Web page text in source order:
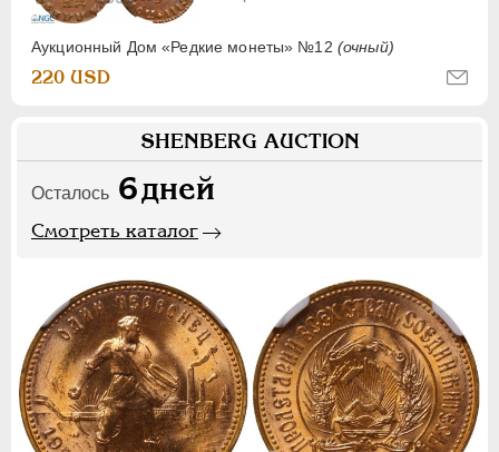
Аукционный Дом «Редкие монеты» №12 (очный)
220 USD
SHENBERG AUCTION
Осталось 6дней
Смотреть каталог